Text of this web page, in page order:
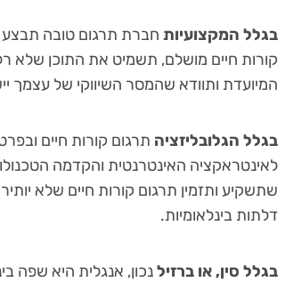
בגלל המקצועיות חברת תרגום טובה תבצע
קורות חיים מושלם, תשמיט את התוכן שלא
המיועדת ותוודא שהמסר השיווקי של
בגלל הגלובליזציה תרגום קורות חיים
לאינטראקציה האינטרנטית והקדמה
שתשקיע ותזמין תרגום קורות חיים שלא
דלתות בינלאומיות.
בגלל סין, או ברזילנכון, אנגלית היא שפה